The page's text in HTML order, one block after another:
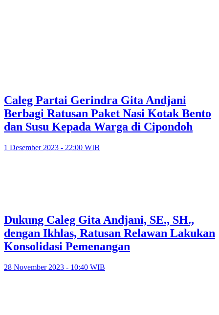
Caleg Partai Gerindra Gita Andjani
Berbagi Ratusan Paket Nasi Kotak Bento
dan Susu Kepada Warga di Cipondoh
1 Desember 2023 - 22:00 WIB
Dukung Caleg Gita Andjani, SE., SH.,
dengan Ikhlas, Ratusan Relawan Lakukan
Konsolidasi Pemenangan
28 November 2023 - 10:40 WIB